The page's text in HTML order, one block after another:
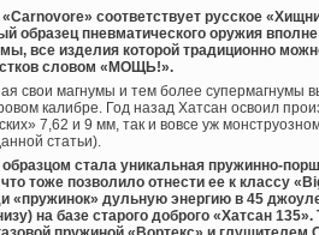
соответствует русское
образец пневматического оружия
все изделия которой традиционно
словом «МОЩЬ!».
свои магнумы и тем более супермагнумы
калибре. Год назад Хатсан освоил
7,62 и 9 мм, так и вовсе уж
статьи).
стала уникальная пружинно-
тоже позволило отнести ее к классу
«пружинок» дульную энергию в 45
на базе старого доброго «Хатсан